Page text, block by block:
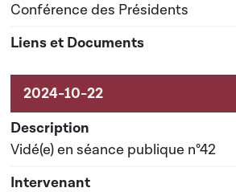
Conférence des Présidents
Vidé(e) en séance publique n°42